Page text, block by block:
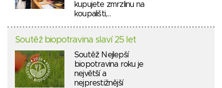
kupujete zmrzlinu na
koupališti,…
Soutěž biopotravina slaví 25 let
Soutěž Nejlepší
biopotravina roku je
největší a
nejprestižnější